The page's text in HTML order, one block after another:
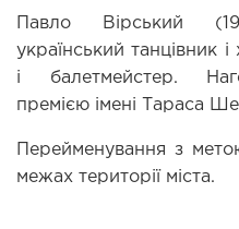
Павло Вірський
український танцівник
і балетмейстер.
премією імені Тараса
Перейменування з
межах території міста.